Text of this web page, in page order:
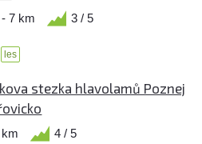
7 km 3 / 5
les
stezka hlavolamů Poznej
4 / 5